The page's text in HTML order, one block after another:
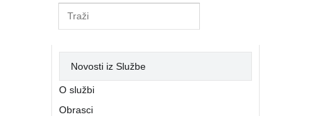
Novosti iz Službe
O službi
Obrasci